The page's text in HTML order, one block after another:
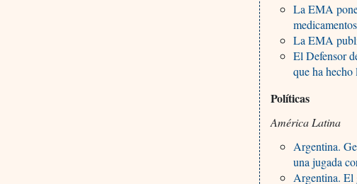
La EMA
medicamentos
La EMA
El Defensor
que ha
Políticas
América Latina
Argentina.
una jugada
Argentina. El